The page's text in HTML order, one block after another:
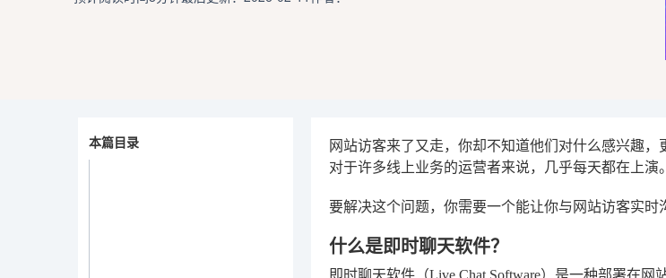
本篇目录
网站访客来了又走，你却不知道他们对什么感兴趣
对于许多线上业务的运营者来说，几乎每天都在上演。
要解决这个问题，你需要一个能让你与网站访客实时
什么是即时聊天软件？
即时聊天软件（Live Chat Software）是一种部署在